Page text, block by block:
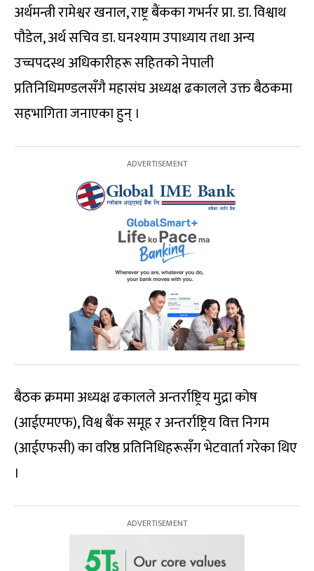
अर्थमन्त्री रामेश्वर खनाल, राष्ट्र बैंकका गभर्नर प्रा. डा. विश्वाथ
पौडेल, अर्थ सचिव डा. घनश्याम उपाध्याय तथा अन्य
उच्चपदस्थ अधिकारीहरू सहितको नेपाली
प्रतिनिधिमण्डलसँगै महासंघ अध्यक्ष ढकालले उक्त बैठकमा
सहभागिता जनाएका हुन् ।
बैठक क्रममा अध्यक्ष ढकालले अन्तर्राष्ट्रिय मुद्रा कोष
(आईएमएफ), विश्व बैंक समूह र अन्तर्राष्ट्रिय वित्त निगम
(आईएफसी) का वरिष्ठ प्रतिनिधिहरूसँग भेटवार्ता गरेका थिए
।